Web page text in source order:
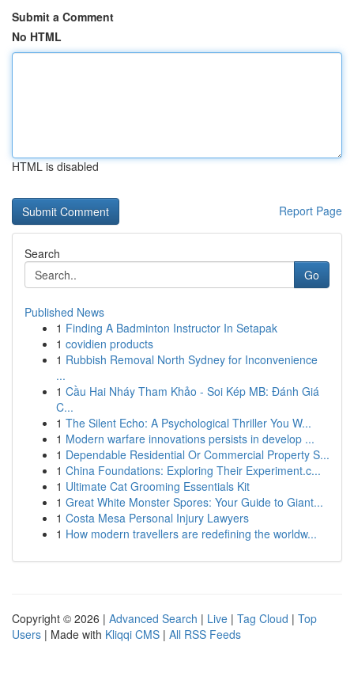
Submit a Comment
No HTML
HTML is disabled
Report Page
Search
Go
Published News
1 Finding A Badminton Instructor In Setapak
1 covidien products
1 Rubbish Removal North Sydney for Inconvenience
...
1 Cầu Hai Nháy Tham Khảo - Soi Kép MB: Đánh Giá
C...
1 The Silent Echo: A Psychological Thriller You W...
1 Modern warfare innovations persists in develop ...
1 Dependable Residential Or Commercial Property S...
1 China Foundations: Exploring Their Experiment.c...
1 Ultimate Cat Grooming Essentials Kit
1 Great White Monster Spores: Your Guide to Giant...
1 Costa Mesa Personal Injury Lawyers
1 How modern travellers are redefining the worldw...
Copyright © 2026 | Advanced Search | Live | Tag Cloud | Top
Users | Made with Kliqqi CMS | All RSS Feeds